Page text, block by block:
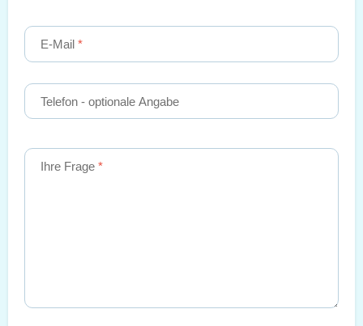
E-Mail
Telefon - optionale Angabe
Ihre Frage